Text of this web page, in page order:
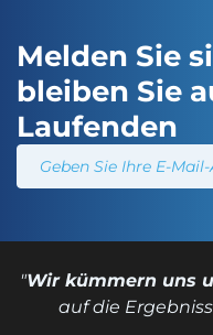
Melden Sie
bleiben Sie
Laufenden
"Wir kümmern uns
auf die